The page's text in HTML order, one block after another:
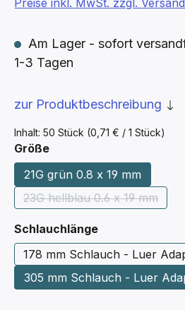
Inhalt: 50 Stück (0,71 € / 1 Stück)
Preise inkl. MwSt. zzgl.
Am Lager - sofort
1-3 Tagen
zur Produktbeschreibung
Größeauswählen
21G grün 0.8 x 19 mm
23G hellblau 0.6 x 19 mm
(Diese Option ist
Schlauchlängeauswählen
178 mm Schlauch - Luer
305 mm Schlauch - Luer